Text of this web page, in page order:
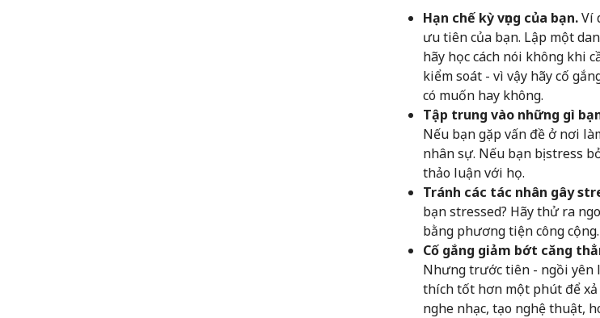
Hạn chế kỳ vọng của bạn.Ví
ưu tiên của bạn. Lập một
hãy học cách nói không khi
kiểm soát - vì vậy hãy cố
có muốn hay không.
Tập trung vào những gì
Nếu bạn gặp vấn đề ở nơi
nhân sự. Nếu bạn bị stress
thảo luận với họ.
Tránh các tác nhân gây
bạn stressed? Hãy thử ra
bằng phương tiện công
Cố gắng giảm bớt căng
Nhưng trước tiên - ngồi yên
thích tốt hơn một phút để xả
nghe nhạc, tạo nghệ thuật,